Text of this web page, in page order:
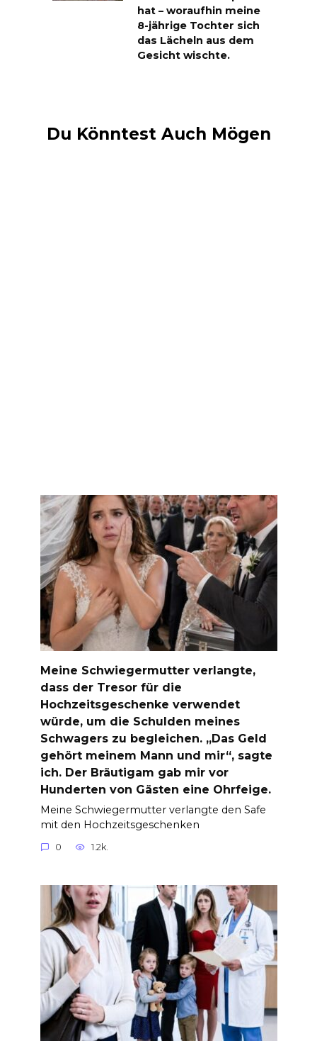
hat – woraufhin meine
8-jährige Tochter sich
das Lächeln aus dem
Gesicht wischte.
Du Könntest Auch Mögen
Meine Schwiegermutter verlangte,
dass der Tresor für die
Hochzeitsgeschenke verwendet
würde, um die Schulden meines
Schwagers zu begleichen. „Das Geld
gehört meinem Mann und mir“, sagte
ich. Der Bräutigam gab mir vor
Hunderten von Gästen eine Ohrfeige.
Meine Schwiegermutter verlangte den Safe
mit den Hochzeitsgeschenken
0 1.2k.